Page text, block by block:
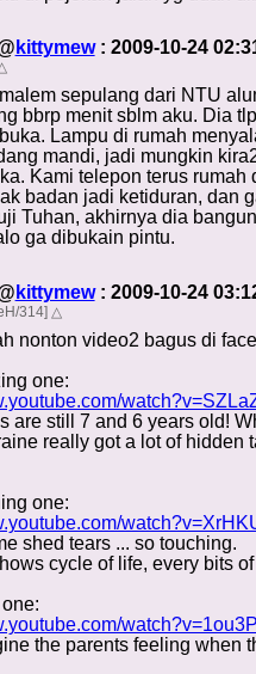
kittymew: 2009-10-24
sepulang dari NTU
bbrp menit sblm aku. Dia
Lampu di rumah
mandi, jadi mungkin
Kami telepon terus
badan jadi ketiduran, dan
Tuhan, akhirnya dia
ga dibukain pintu.
kittymew: 2009-10-24
314] △
nonton video2 bagus di
one:
are still 7 and 6 years old!
really got a lot of
one:
shed tears ... so touching.
cycle of life, every bits
the parents feeling